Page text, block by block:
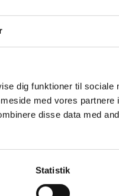
dig funktioner til sociale
med vores partnere
disse data med
Statistik
om